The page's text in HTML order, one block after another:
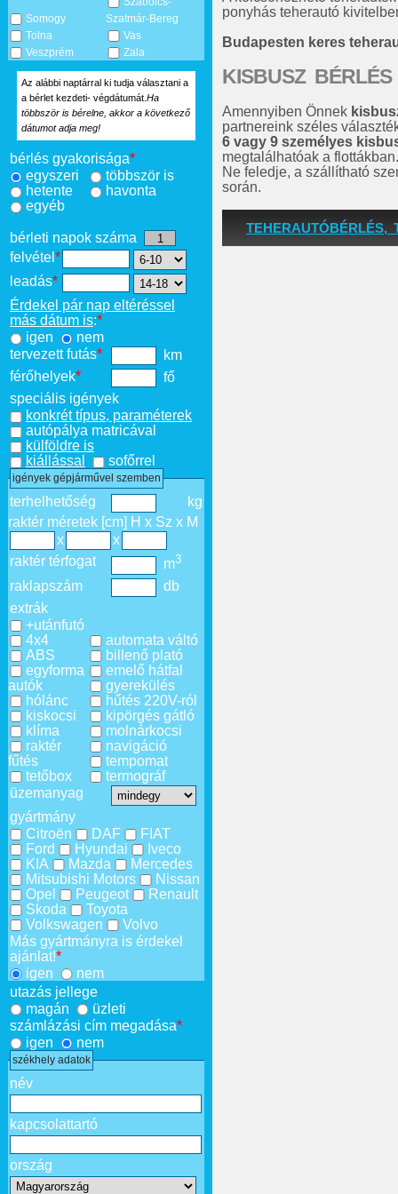
Somogy
Szatmár-Bereg
Tolna
Vas
Veszprém
Zala
Az alábbi naptárral ki tudja választani a
a bérlet kezdeti- végdátumát. Ha
többször is bérelne, akkor a következő
dátumot adja meg!
bérlés gyakorisága*
egyszeri
többször is
hetente
havonta
egyéb
bérleti napok száma
felvétel *
leadás*
Érdekel pár nap eltéréssel
más dátum is:*
igen
nem
tervezett futás*
km
férőhelyek*
fő
speciális igények
konkrét típus, paraméterek
autópálya matricával
külföldre is
kiállással
sofőrrel
igények gépjárművel szemben
terhelhetőség
kg
raktér méretek [cm] H x Sz x M
x
x
raktér térfogat
m3
raklapszám
db
extrák
+utánfutó
4x4
ABS
egyforma
autók
hólánc
kiskocsi
klíma
raktér
fűtés
tetőbox
automata váltó
billenő plató
emelő hátfal
gyerekülés
hűtés 220V-ról
kipörgés gátló
molnárkocsi
navigáció
tempomat
termográf
üzemanyag
gyártmány
Citroën
DAF
FIAT
Ford
Hyundai
Iveco
KIA
Mazda
Mercedes
Mitsubishi Motors
Nissan
Opel
Peugeot
Renault
Skoda
Toyota
Volkswagen
Volvo
Más gyártmányra is érdekel
ajánlat!*
igen
nem
utazás jellege
magán
üzleti
számlázási cím megadása*
igen
nem
székhely adatok
név
kapcsolattartó
ország
ponyhás teherautó
Budapesten keres
KISBUSZ BÉRLÉS
Amennyiben Önnek
partnereink széles
6 vagy 9 személyes
megtalálhatóak a flottákban.
Ne feledje, a szállítható
során.
TEHERAUTÓBÉRLÉS,